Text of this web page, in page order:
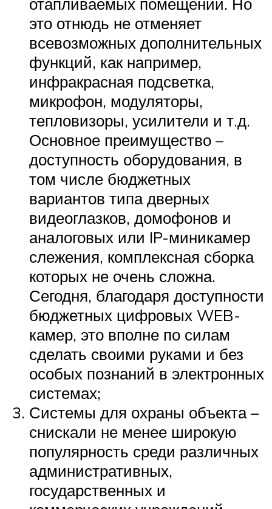
это отнюдь не отменяет
всевозможных дополнительных
функций, как например,
инфракрасная подсветка,
микрофон, модуляторы,
тепловизоры, усилители и т.д.
Основное преимущество –
доступность оборудования, в
том числе бюджетных
вариантов типа дверных
видеоглазков, домофонов и
аналоговых или IP-миникамер
слежения, комплексная сборка
которых не очень сложна.
Сегодня, благодаря доступности
бюджетных цифровых WEB-
камер, это вполне по силам
сделать своими руками и без
особых познаний в электронных
системах;
Системы для охраны объекта –
снискали не менее широкую
популярность среди различных
административных,
государственных и